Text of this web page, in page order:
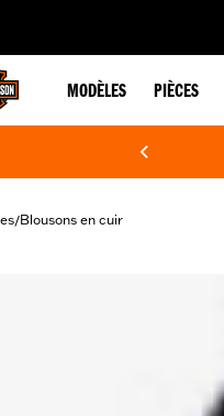
MODÈLES PIÈCES
/Blousons en cuir